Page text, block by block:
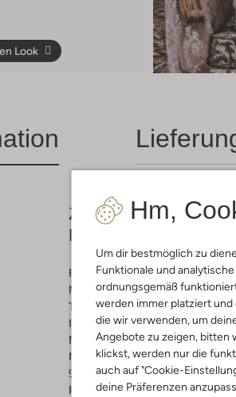
Hm,
Um dir bestmöglich zu
Funktionale und
ordnungsgemäß
werden immer platziert
die wir verwenden, um
Angebote zu zeigen, bitten
klickst, werden nur die
auch auf "Cookie-
deine Präferenzen
Look
Zusammensetzung &
Passform
Farbe :Hell-Pink
Muster:Gerade
Trends:Party
Innenmaterial:Baumwolle,
Material:Baumwolle
Materiaalpercentages:
90% Katoen, 10% Polyester
Passform:Locker